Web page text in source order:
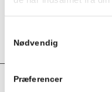
Nødvendig
Præferencer